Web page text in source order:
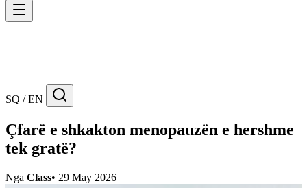
SQ / EN
Çfarë e shkakton menopauzën e hershme
tek gratë?
Nga Class• 29 May 2026